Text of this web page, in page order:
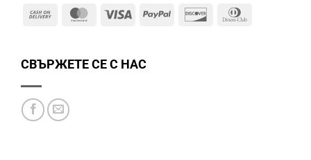
Cash
MasterCard
Visa PayPal Discover
СВЪРЖЕТЕ СЕ С НАС